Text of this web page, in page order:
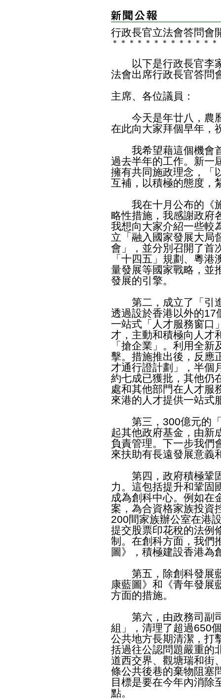
行政長官立法會答問會
＊ ＊ ＊ ＊ ＊ ＊ ＊ ＊ ＊ ＊ ＊ ＊ ＊
以下是行政長官李家
法會出席行政長官答問
主席、各位議員：
今天是年廿八，農曆
在此向大家拜個早年，
我希望藉這個機會首
過去半年的工作。新一
擁有共同施政理念，「
互補，以積極的態度，
我在十月公布的《施
略性措施，我感謝政府
我想向大家介紹一些較
立「融入國家發展大局
會」，並分別召開了首
「十四五」規劃、粵
量發展等國家戰略，並
發展的引擎。
第二，成立了「引進
透過設於香港以外的17
一站式「人才服務窗口
才，主動和積極向人才
「搶企業」。利用全
擊。措施推出後，反應
才通行證計劃」，半個
約七成已獲批，其他仍
處和其他部門在人才服
來港的人才提供一站式
第三，300億元的「
起其他政府基金，由新
負責管理。下一步我們
來扶助有長遠發展意義
第四，政府積極鞏固
力。這包括提升和鞏固
成為創科中心。例如在
案，為合資格家族投資
200間家族辦公室在港
提交股票印花稅的法例
制。在創科方面，我們
圖》，積極建設香港為
第五，除創科發展藍
康藍圖》和《青年發展
方面的措施。
第六，由政務司副司
組」，清理了超過650
公共地方長期清潔，打
括過往公認問題嚴重的
道西交界、觀塘瑞和街
條公共後巷的棄物阻塞
目標是要在今年內消除
點。